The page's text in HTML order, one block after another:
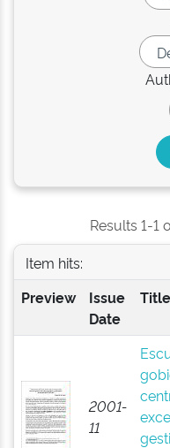
Results 1-1
Item hits:
Preview
Issue
Date
Title
2001-
11